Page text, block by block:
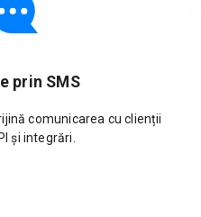
prin SMS
comunicarea cu clienții
și integrări.